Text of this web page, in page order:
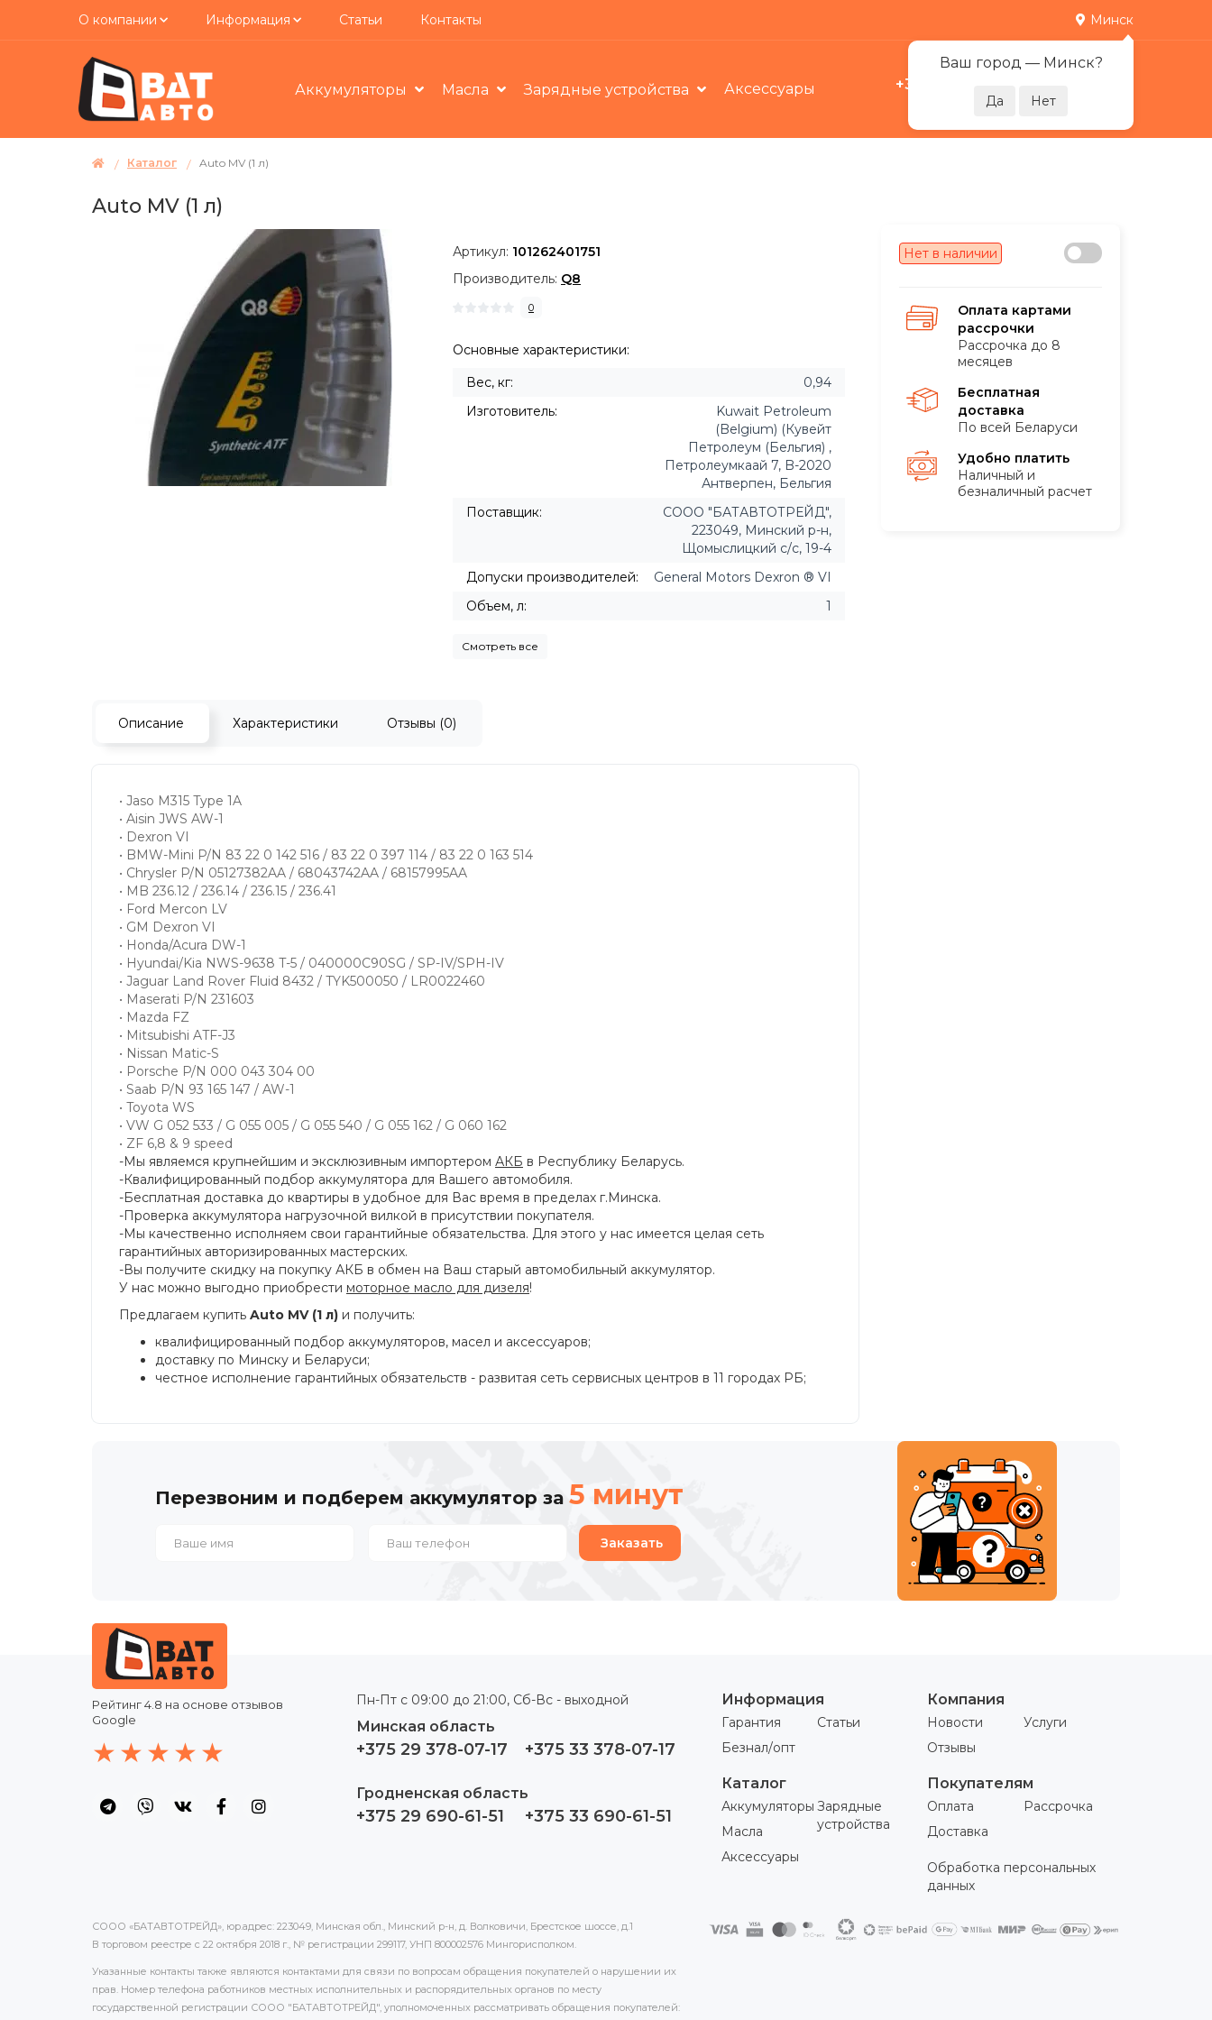
О компании Информация Статьи Контакты Минск
Ваш город — Минск?
Аккумуляторы
Масла Зарядные устройства Аксессуары +375 29 378-07-17
Пн-Пт 09:00-21:00
Каталог Auto MV (1 л)
Auto MV (1 л)
Артикул: 101262401751
Производитель: Q8
0
Основные характеристики:
Вес, кг:
0,94
Изготовитель:
Kuwait Petroleum
(Belgium) (Кувейт
Петролеум (Бельгия) ,
Петролеумкаай 7, B-2020
Антверпен, Бельгия
Поставщик:
СООО "БАТАВТОТРЕЙД",
223049, Минский р-н,
Щомыслицкий с/c, 19-4
Допуски производителей:
General Motors Dexron ® VI
Объем, л:
1
Смотреть все
Нет в наличии
Оплата картами
рассрочки
Рассрочка до 8
месяцев
Бесплатная
доставка
По всей Беларуси
Удобно платить
Наличный и
безналичный расчет
Описание Характеристики Отзывы (0)
• Jaso M315 Type 1A
• Aisin JWS AW-1
• Dexron VI
• BMW-Mini P/N 83 22 0 142 516 / 83 22 0 397 114 / 83 22 0 163 514
• Chrysler P/N 05127382AA / 68043742AA / 68157995AA
• MB 236.12 / 236.14 / 236.15 / 236.41
• Ford Mercon LV
• GM Dexron VI
• Honda/Acura DW-1
• Hyundai/Kia NWS-9638 T-5 / 040000C90SG / SP-IV/SPH-IV
• Jaguar Land Rover Fluid 8432 / TYK500050 / LR0022460
• Maserati P/N 231603
• Mazda FZ
• Mitsubishi ATF-J3
• Nissan Matic-S
• Porsche P/N 000 043 304 00
• Saab P/N 93 165 147 / AW-1
• Toyota WS
• VW G 052 533 / G 055 005 / G 055 540 / G 055 162 / G 060 162
• ZF 6,8 & 9 speed
-Мы являемся крупнейшим и эксклюзивным импортером АКБ в Республику Беларусь.
-Квалифицированный подбор аккумулятора для Вашего автомобиля.
-Бесплатная доставка до квартиры в удобное для Вас время в пределах г.Минска.
-Проверка аккумулятора нагрузочной вилкой в присутствии покупателя.
-Мы качественно исполняем свои гарантийные обязательства. Для этого у нас имеется целая сеть
гарантийных авторизированных мастерских.
-Вы получите скидку на покупку АКБ в обмен на Ваш старый автомобильный аккумулятор.
У нас можно выгодно приобрести моторное масло для дизеля!
Предлагаем купить Auto MV (1 л) и получить:
квалифицированный подбор аккумуляторов, масел и аксессуаров;
доставку по Минску и Беларуси;
честное исполнение гарантийных обязательств - развитая сеть сервисных центров в 11 городах РБ;
Перезвоним и подберем аккумулятор за 5 минут
Заказать
Рейтинг4.8 на основе отзывов
Google
Пн-Пт с 09:00 до 21:00, Сб-Вс - выходной
Минская область
+375 29 378-07-17 +375 33 378-07-17
Гродненская область
+375 29 690-61-51 +375 33 690-61-51
Информация
Гарантия
Безнал/опт
Статьи
Компания
Новости
Отзывы
Услуги
Каталог
Аккумуляторы
Масла
Аксессуары
Зарядные
устройства
Покупателям
Оплата
Доставка
Рассрочка
Обработка персональных
данных
СООО «БАТАВТОТРЕЙД», юр.адрес: 223049, Минская обл., Минский р-н, д. Волковичи, Брестское шоссе, д.1
В торговом реестре с 22 октября 2018 г., № регистрации 299117, УНП 800002576 Мингорисполком.
Указанные контакты также являются контактами для связи по вопросам обращения покупателей о нарушении их
прав. Номер телефона работников местных исполнительных и распорядительных органов по месту
государственной регистрации СООО "БАТАВТОТРЕЙД", уполномоченных рассматривать обращения покупателей: